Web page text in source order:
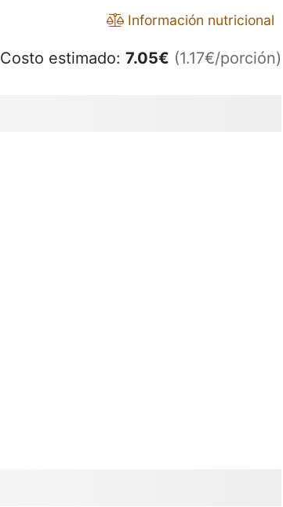
Información nutricional
Costo estimado: 7.05€ (1.17€/porción)